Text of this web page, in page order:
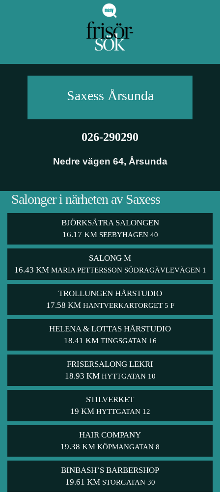
Saxess Årsunda
026-290290
Nedre vägen 64, Årsunda
Salonger i närheten av Saxess
BJÖRKSÄTRA SALONGEN
16.17 KM SEEBYHAGEN 40
SALONG M
16.43 KM MARIA PETTERSSON SÖDRAGÄVLEVÄGEN 1
TROLLUNGEN HÅRSTUDIO
17.58 KM HANTVERKARTORGET 5 F
HELENA & LOTTAS HÅRSTUDIO
18.41 KM TINGSGATAN 16
FRISERSALONG LEKRI
18.93 KM HYTTGATAN 10
STILVERKET
19 KM HYTTGATAN 12
HAIR COMPANY
19.38 KM KÖPMANGATAN 8
BINBASH’S BARBERSHOP
19.61 KM STORGATAN 30